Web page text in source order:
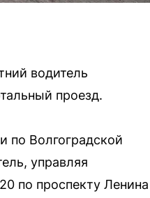
водитель
проезд.
по Волгоградской
управляя
по проспекту Ленина